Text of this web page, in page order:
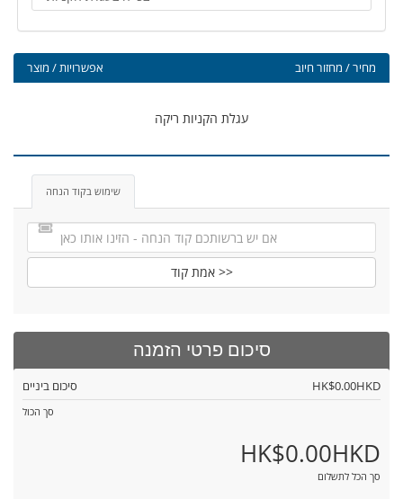
אפשרויות / מוצר מחיר / מחזור חיוב
עגלת הקניות ריקה
שימוש בקוד הנחה
אמת קוד >>
סיכום פרטי הזמנה
סיכום ביניים HK$0.00HKD
סך הכול
HK$0.00HKD
סך הכל לתשלום